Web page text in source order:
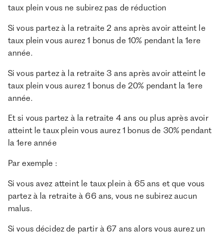
taux plein vous ne subirez pas de réduction
Si vous partez à la retraite 2 ans après avoir atteint le
taux plein vous aurez 1 bonus de 10% pendant la 1ere
année.
Si vous partez à la retraite 3 ans après avoir atteint le
taux plein vous aurez 1 bonus de 20% pendant la 1ere
année.
Et si vous partez à la retraite 4 ans ou plus après avoir
atteint le taux plein vous aurez 1 bonus de 30% pendant
la 1ere année
Par exemple :
Si vous avez atteint le taux plein à 65 ans et que vous
partez à la retraite à 66 ans, vous ne subirez aucun
malus.
Si vous décidez de partir à 67 ans alors vous aurez un